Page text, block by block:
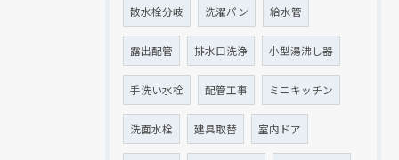
散水栓分岐 洗濯パン 給水管
露出配管 排水口洗浄 小型湯沸し器
手洗い水栓 配管工事 ミニキッチン
洗面水栓 建具取替 室内ドア